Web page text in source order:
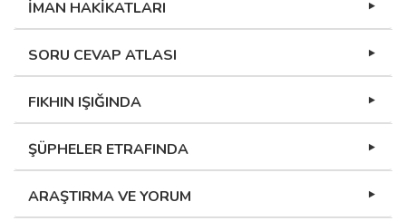
İMAN HAKİKATLARI
SORU CEVAP ATLASI
FIKHIN IŞIĞINDA
ŞÜPHELER ETRAFINDA
ARAŞTIRMA VE YORUM